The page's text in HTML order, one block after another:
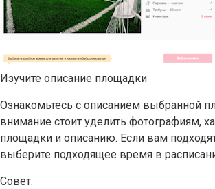
Изучите описание площадки
Ознакомьтесь с описанием выбранной
внимание стоит уделить фотографиям,
площадки и описанию. Если вам
выберите подходящее время в
Совет: